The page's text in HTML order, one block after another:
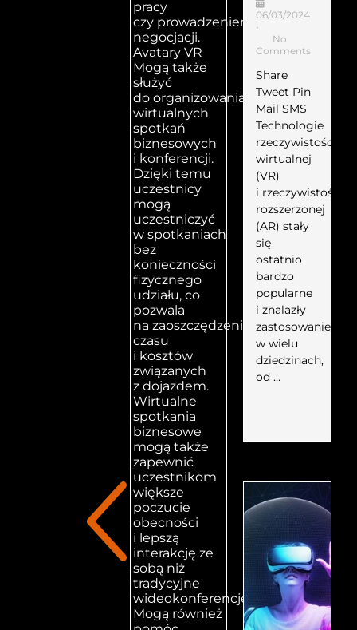
pracy
czy prowadzeniem
negocjacji.
Avatary VR
Mogą także
służyć
do organizowania
wirtualnych
spotkań
biznesowych
i konferencji.
Dzięki temu
uczestnicy
mogą
uczestniczyć
w spotkaniach
bez
konieczności
fizycznego
udziału, co
pozwala
na zaoszczędzenie
czasu
i kosztów
związanych
z dojazdem.
Wirtualne
spotkania
biznesowe
mogą także
zapewnić
uczestnikom
większe
poczucie
obecności
i lepszą
interakcję ze
sobą niż
tradycyjne
wideokonferencje.
Mogą również
06/03/2024
•
No
Comments
Share
Tweet Pin
Mail SMS
Technologie
rzeczywistości
wirtualnej
(VR)
i rzeczywistości
rozszerzonej
(AR) stały
się
ostatnio
bardzo
popularne
i znalazły
zastosowanie
w wielu
dziedzinach,
od …